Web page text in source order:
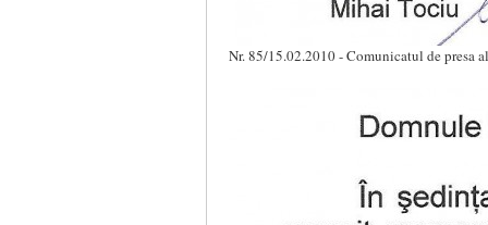
Nr. 85/15.02.2010 - Comunicatul de presa